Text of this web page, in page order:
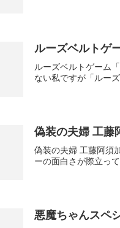
ルーズベルトゲ
ルーズベルトゲーム
ない私ですが「ルー
偽装の夫婦 工藤
偽装の夫婦 工藤阿須
ーの面白さが際立っ
悪魔ちゃんスペ